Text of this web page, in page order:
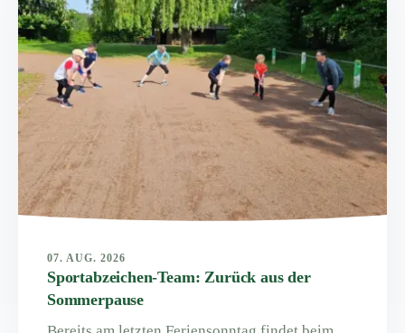
07. AUG. 2026
Sportabzeichen-Team: Zurück aus der
Sommerpause